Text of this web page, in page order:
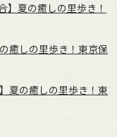
】夏の癒しの里歩き！
癒しの里歩き！東京保
夏の癒しの里歩き！東